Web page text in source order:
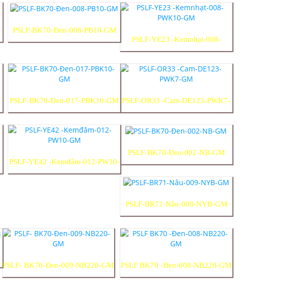
PSLF-BK70-Đen-008-PB10-GM
PSLF-YE23 -Kemnhạt-008-
PWK10-GM
PSLF-BK70-Đen-017-PBK10-GM PSLF-OR33 -Cam-DE123-PWK7-
GM
PSLF-YE42 -Kemđâm-012-PW10-
GM
PSLF-BK70-Đen-002-NB-GM
PSLF-BR71-Nâu-009-NYB-GM
PSLF- BK70-Đen-009-NB220-GM
PSLF BK70 -Đen-008-NB220-GM